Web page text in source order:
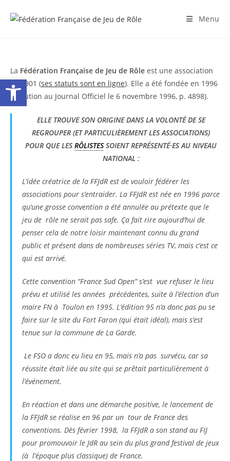
Ouvrir la barre d’outils
Menu
La Fédération Française de Jeu de Rôle est une association
loi 1901 (ses statuts sont en ligne). Elle a été fondée en 1996
(parution au Journal Officiel le 6 novembre 1996, p. 4898).
ELLE TROUVE SON ORIGINE DANS LA VOLONTÉ DE SE
REGROUPER (ET PARTICULIÈREMENT LES ASSOCIATIONS)
POUR QUE LESRÔLISTESSOIENT REPRÉSENTÉ·ES AU NIVEAU
NATIONAL :
L’idée créatrice de la FFJdR est de vouloir fédérer les
associations pour s’entraider. La FFJdR est née en 1996 parce
qu’une grosse convention a été annulée au prétexte que le
jeu de rôle ne serait pas safe. Ça fait rire aujourd’hui de
penser cela de notre loisir maintenant connu du grand
public et présent dans de nombreuses séries TV, mais c’est ce
qui est arrivé.
Cette convention “France Sud Open” s’est vue refuser le lieu
prévu et utilisé les années précédentes, suite à l’élection d’un
maire FN à Toulon en 1995. L’édition 95 n’a donc pas pu se
faire sur le site du Fort Faron (qui était idéal), mais s’est
tenue sur la commune de La Garde.
Le FSO a donc eu lieu en 95, mais n’a pas survécu, car sa
réussite était liée au site qui se prêtait particulièrement à
l’événement.
En réaction et dans une démarche positive, le lancement de
la FFJdR se réalise en 96 par un tour de France des
conventions. Dès février 1998, la FFJdR a son stand au FIJ
pour promouvoir le JdR au sein du plus grand festival de jeux
(à l’époque plus classique) de France.